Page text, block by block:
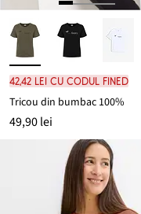
42,42 lei cu codul FINED
Tricou din bumbac 100%
49,90 lei